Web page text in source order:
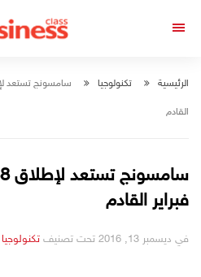
الرئيسية تكنولوجيا
القادم
فبراير القادم
في ديسمبر 13, 2016 تحت تصنيف التصانيف
تكنولوجيا